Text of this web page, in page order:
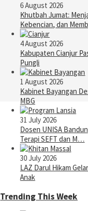
6 August 2026
Khutbah Jumat:
Kebencian, dan
4 August 2026
Kabupaten Cianjur
Pungli
1 August 2026
Kabinet Bayangan
MBG
31 July 2026
Dosen UNISA
Terapi SEFT dan M…
30 July 2026
LAZ Darul Hikam
Anak
Trending This Week